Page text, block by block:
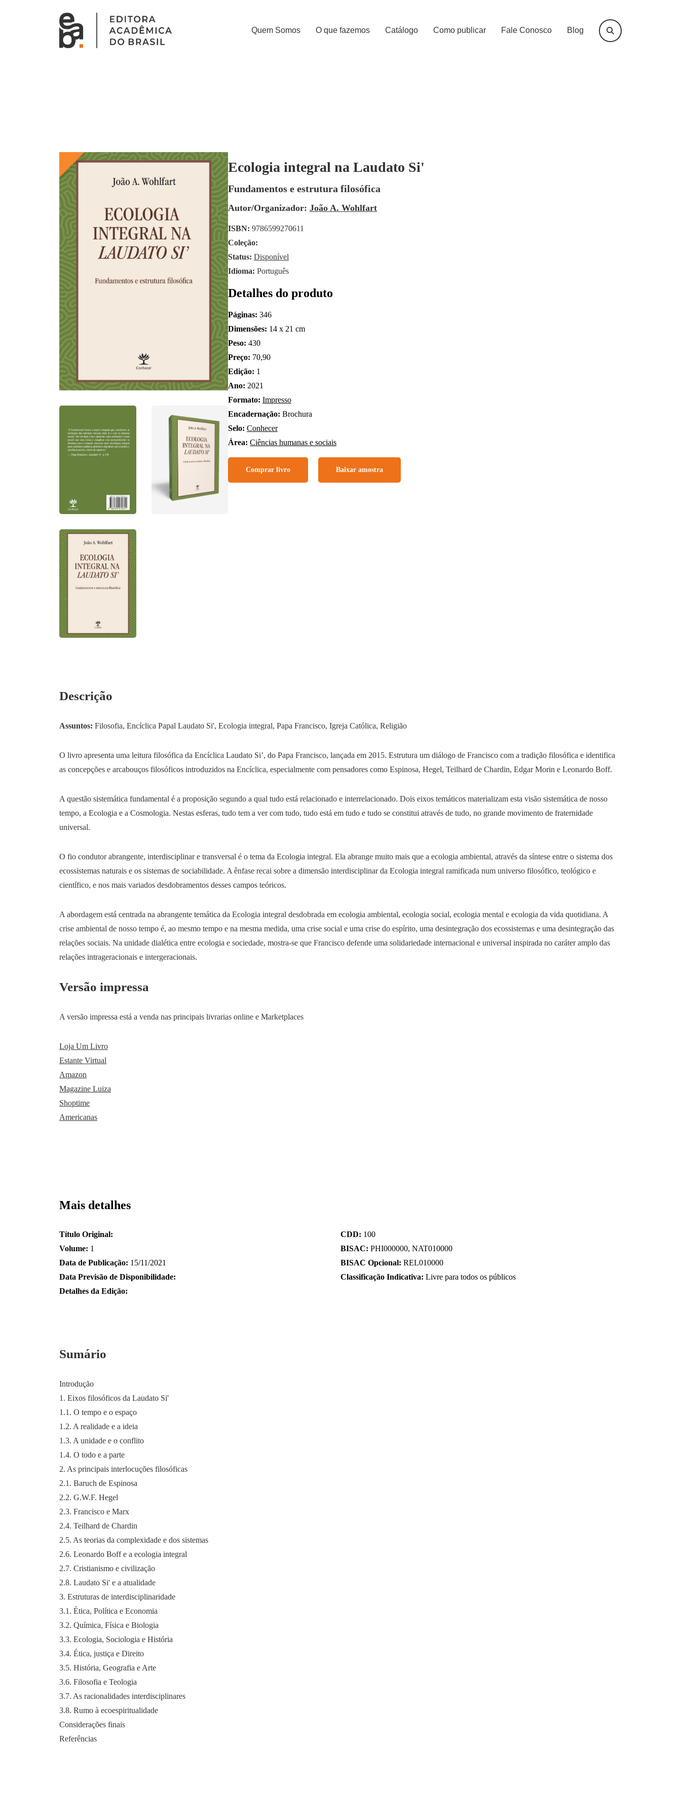
Quem Somos O que fazemos Catálogo Como publicar Fale Conosco Blog
Ecologia integral na Laudato Si'
Fundamentos e estrutura filosófica
Autor/Organizador: João A. Wohlfart
ISBN: 9786599270611
Coleção:
Status: Disponível
Idioma: Português
Detalhes do produto
Páginas: 346
Dimensões: 14 x 21 cm
Peso: 430
Preço: 70,90
Edição: 1
Ano: 2021
Formato: Impresso
Encadernação: Brochura
Selo: Conhecer
Área: Ciências humanas e sociais
Comprar livro Baixar amostra
Descrição
Assuntos: Filosofia, Encíclica Papal Laudato Si', Ecologia integral, Papa Francisco, Igreja Católica, Religião
O livro apresenta uma leitura filosófica da Encíclica Laudato Si’, do Papa Francisco, lançada em 2015. Estrutura um diálogo de Francisco com a tradição filosófica e identifica
as concepções e arcabouços filosóficos introduzidos na Encíclica, especialmente com pensadores como Espinosa, Hegel, Teilhard de Chardin, Edgar Morin e Leonardo Boff.
A questão sistemática fundamental é a proposição segundo a qual tudo está relacionado e interrelacionado. Dois eixos temáticos materializam esta visão sistemática de nosso
tempo, a Ecologia e a Cosmologia. Nestas esferas, tudo tem a ver com tudo, tudo está em tudo e tudo se constitui através de tudo, no grande movimento de fraternidade
universal.
O fio condutor abrangente, interdisciplinar e transversal é o tema da Ecologia integral. Ela abrange muito mais que a ecologia ambiental, através da síntese entre o sistema dos
ecossistemas naturais e os sistemas de sociabilidade. A ênfase recai sobre a dimensão interdisciplinar da Ecologia integral ramificada num universo filosófico, teológico e
científico, e nos mais variados desdobramentos desses campos teóricos.
A abordagem está centrada na abrangente temática da Ecologia integral desdobrada em ecologia ambiental, ecologia social, ecologia mental e ecologia da vida quotidiana. A
crise ambiental de nosso tempo é, ao mesmo tempo e na mesma medida, uma crise social e uma crise do espírito, uma desintegração dos ecossistemas e uma desintegração das
relações sociais. Na unidade dialética entre ecologia e sociedade, mostra-se que Francisco defende uma solidariedade internacional e universal inspirada no caráter amplo das
relações intrageracionais e intergeracionais.
Versão impressa
A versão impressa está a venda nas principais livrarias online e Marketplaces
Loja Um Livro
Estante Virtual
Amazon
Magazine Luiza
Shoptime
Americanas
Mais detalhes
Título Original:
Volume: 1
Data de Publicação: 15/11/2021
Data Previsão de Disponibilidade:
Detalhes da Edição:
CDD: 100
BISAC: PHI000000, NAT010000
BISAC Opcional: REL010000
Classificação Indicativa: Livre para todos os públicos
Sumário
Introdução
1. Eixos filosóficos da Laudato Si'
1.1. O tempo e o espaço
1.2. A realidade e a ideia
1.3. A unidade e o conflito
1.4. O todo e a parte
2. As principais interlocuções filosóficas
2.1. Baruch de Espinosa
2.2. G.W.F. Hegel
2.3. Francisco e Marx
2.4. Teilhard de Chardin
2.5. As teorias da complexidade e dos sistemas
2.6. Leonardo Boff e a ecologia integral
2.7. Cristianismo e civilização
2.8. Laudato Si' e a atualidade
3. Estruturas de interdisciplinaridade
3.1. Ética, Política e Economia
3.2. Química, Física e Biologia
3.3. Ecologia, Sociologia e História
3.4. Ética, justiça e Direito
3.5. História, Geografia e Arte
3.6. Filosofia e Teologia
3.7. As racionalidades interdisciplinares
3.8. Rumo à ecoespiritualidade
Considerações finais
Referências